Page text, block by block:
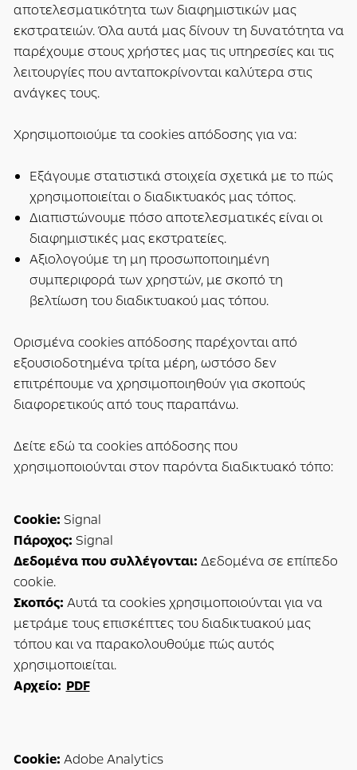
αποτελεσματικότητα των διαφημιστικών μας
εκστρατειών. Όλα αυτά μας δίνουν τη δυνατότητα να
παρέχουμε στους χρήστες μας τις υπηρεσίες και τις
λειτουργίες που ανταποκρίνονται καλύτερα στις
ανάγκες τους.
Χρησιμοποιούμε τα cookies απόδοσης για να:
Εξάγουμε στατιστικά στοιχεία σχετικά με το πώς
χρησιμοποιείται ο διαδικτυακός μας τόπος.
Διαπιστώνουμε πόσο αποτελεσματικές είναι οι
διαφημιστικές μας εκστρατείες.
Αξιολογούμε τη μη προσωποποιημένη
συμπεριφορά των χρηστών, με σκοπό τη
βελτίωση του διαδικτυακού μας τόπου.
Ορισμένα cookies απόδοσης παρέχονται από
εξουσιοδοτημένα τρίτα μέρη, ωστόσο δεν
επιτρέπουμε να χρησιμοποιηθούν για σκοπούς
διαφορετικούς από τους παραπάνω.
Δείτε εδώ τα cookies απόδοσης που
χρησιμοποιούνται στον παρόντα διαδικτυακό τόπο:
Cookie: Signal
Πάροχος: Signal
Δεδομένα που συλλέγονται: Δεδομένα σε επίπεδο
cookie.
Σκοπός: Αυτά τα cookies χρησιμοποιούνται για να
μετράμε τους επισκέπτες του διαδικτυακού μας
τόπου και να παρακολουθούμε πώς αυτός
χρησιμοποιείται.
Αρχείο: PDF
Cookie: Adobe Analytics